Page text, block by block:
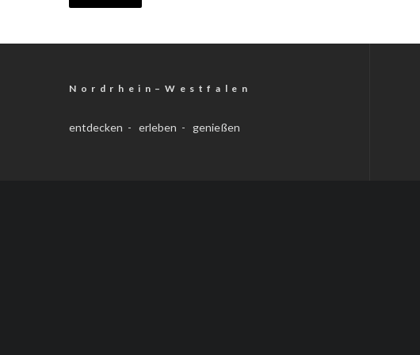
N o r d r h e i n – W e s t f a l e n
entdecken - erleben - genießen